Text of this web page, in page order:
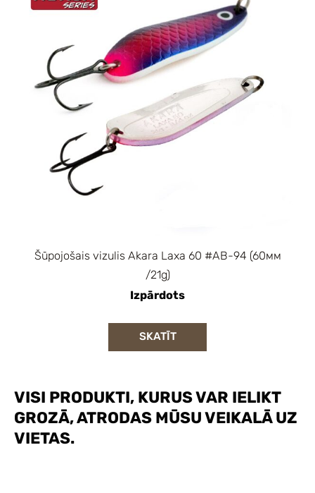
VISI PRODUKTI, KURUS VAR IELIKT
GROZĀ, ATRODAS MŪSU VEIKALĀ UZ
VIETAS.
Šūpojošais vizulis Akara Laxa 60 #AB-94 (60мм
/21g)
Izpārdots
SKATĪT